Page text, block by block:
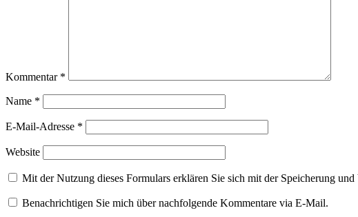
Kommentar *
Name *
E-Mail-Adresse *
Website
Mit der Nutzung dieses Formulars erklären Sie sich mit der Speicherung
Benachrichtigen Sie mich über nachfolgende Kommentare via E-Mail.